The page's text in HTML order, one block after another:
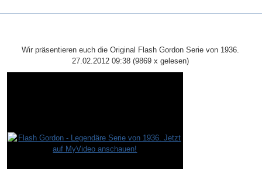
Wir präsentieren euch die Original Flash Gordon Serie von 1936.
27.02.2012 09:38(9869 x gelesen)